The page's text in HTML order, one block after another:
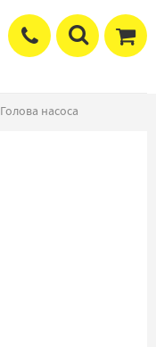
Голова насоса